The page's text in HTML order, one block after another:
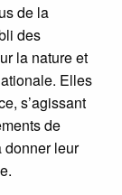
de la
des
la nature et
Elles
s’agissant
de
donner leur